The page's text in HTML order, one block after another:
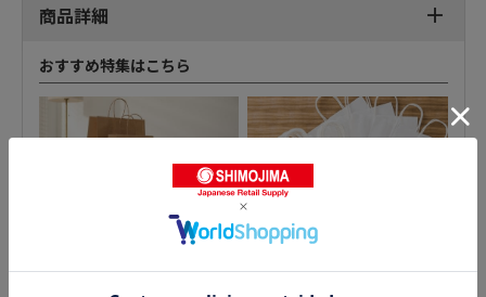
商品詳細
おすすめ特集はこちら